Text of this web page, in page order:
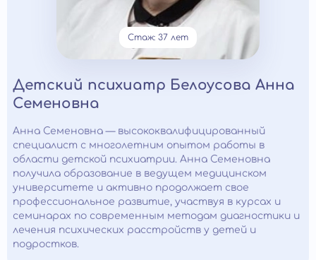
Стаж: 37 лет
Детский психиатр Белоусова Анна
Семеновна
Анна Семеновна — высококвалифицированный
специалист с многолетним опытом работы в
области детской психиатрии. Анна Семеновна
получила образование в ведущем медицинском
университете и активно продолжает свое
профессиональное развитие, участвуя в курсах и
семинарах по современным методам диагностики и
лечения психических расстройств у детей и
подростков.